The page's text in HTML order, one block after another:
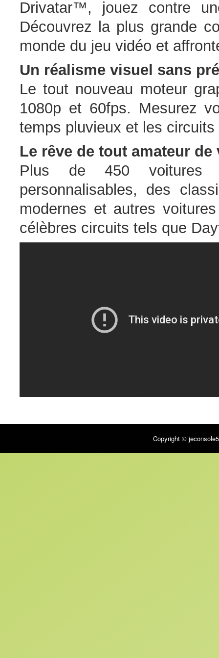
Drivatar™, jouez contre
Découvrez la plus grande
monde du jeu vidéo et
Un réalisme visuel sans
Le tout nouveau moteur
1080p et 60fps. Mesurez
temps pluvieux et les circuits
Le rêve de tout amateur de
Plus de 450 voitures
personnalisables, des
modernes et autres
célèbres circuits tels que
Copyright ©